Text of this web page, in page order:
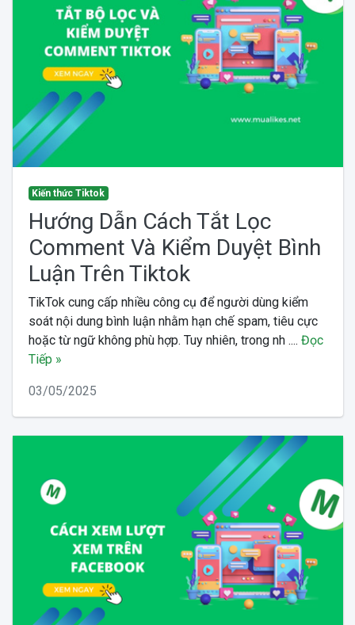
Kiến thức Tiktok
Hướng Dẫn Cách Tắt Lọc
Comment Và Kiểm Duyệt Bình
Luận Trên Tiktok
TikTok cung cấp nhiều công cụ để người dùng kiểm
soát nội dung bình luận nhằm hạn chế spam, tiêu cực
hoặc từ ngữ không phù hợp. Tuy nhiên, trong nh .... Đọc
Tiếp »
03/05/2025